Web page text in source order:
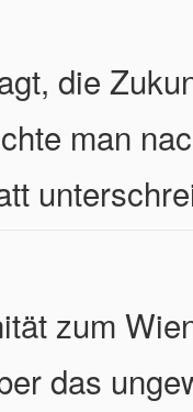
die
man
zum
das